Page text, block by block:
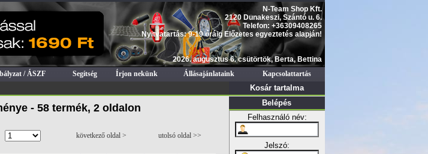
N-Team Shop Kft.
2120 Dunakeszi, Szántó u. 6.
Telefon: +36309408265
Nyitvatartás: 9-19 óráig Előzetes egyeztetés alapján!
2026. augusztus 6. csütörtök, Berta, Bettina
/ ÁSZF Segítség Írjon nekünk Állásajánlataink Kapcsolattartás
Kosár tartalma
- 58 termék, 2 oldalon
következő oldal > utolsó oldal >>
Belépés
Felhasználó név:
Jelszó: